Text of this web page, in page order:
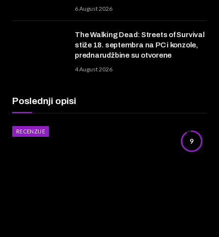
6 August 2026
The Walking Dead: Streets of Survival
stiže 18. septembra na PC i konzole,
prednarudžbine su otvorene
4 August 2026
Poslednji opisi
9
RECENZIJE